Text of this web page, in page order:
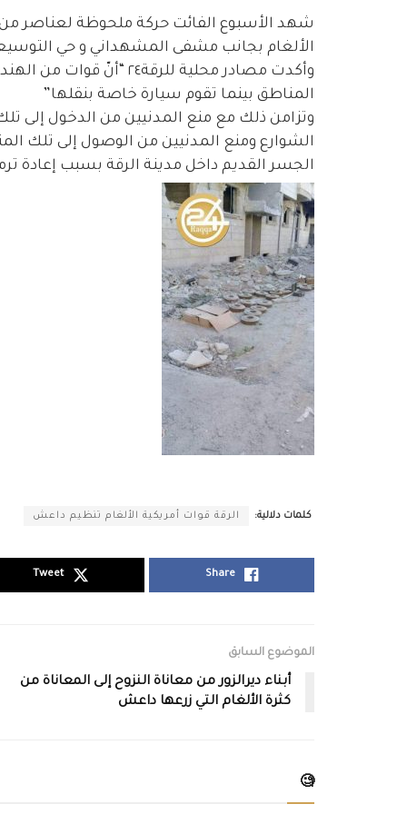
شهد الأسبوع الفائت حركة ملحوظة لعناصر من
الألغام بجانب مشفى المشهداني و حي
وأكدت مصادر محلية
المناطق بينما تقوم سيارة خاصة بنقلها”
وتزامن ذلك مع منع المدنيين من الدخول إلى
الشوارع ومنع المدنيين من الوصول إلى تلك
الجسر القديم داخل مدينة الرقة بسبب إعادة
كلمات دلالية: الرقة قوات أمريكية الألغام تنظيم داعش
Share
Tweet
الموضوع السابق
أبناء ديرالزور من معاناة النزوح إلى المعاناة من
كثرة الألغام التي زرعها داعش
🧐